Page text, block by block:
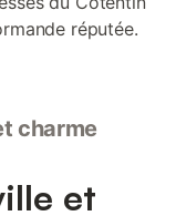
réputée.
charme
et